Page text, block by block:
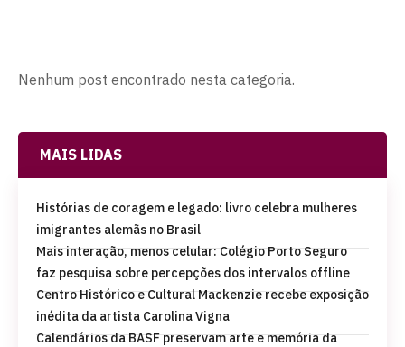
Nenhum post encontrado nesta categoria.
MAIS LIDAS
Histórias de coragem e legado: livro celebra mulheres
imigrantes alemãs no Brasil
Mais interação, menos celular: Colégio Porto Seguro
faz pesquisa sobre percepções dos intervalos offline
Centro Histórico e Cultural Mackenzie recebe exposição
inédita da artista Carolina Vigna
Calendários da BASF preservam arte e memória da